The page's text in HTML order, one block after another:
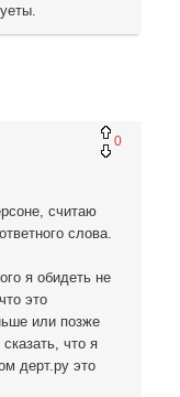
0
считаю
слова.
я обидеть не
это
или позже
что я
дерт.ру это